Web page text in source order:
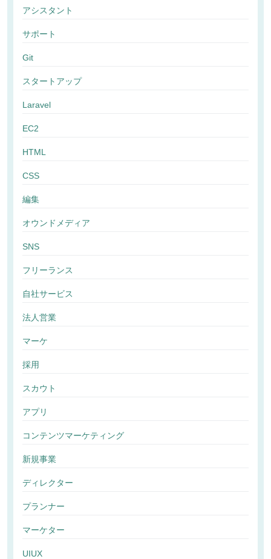
アシスタント
サポート
Git
スタートアップ
Laravel
EC2
HTML
CSS
編集
オウンドメディア
SNS
フリーランス
自社サービス
法人営業
マーケ
採用
スカウト
アプリ
コンテンツマーケティング
新規事業
ディレクター
プランナー
マーケター
UIUX